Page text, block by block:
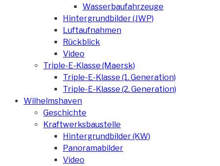
Wasserbaufahrzeuge
Hintergrundbilder (JWP)
Luftaufnahmen
Rückblick
Video
Triple-E-Klasse (Maersk)
Triple-E-Klasse (1. Generation)
Triple-E-Klasse (2. Generation)
Wilhelmshaven
Geschichte
Kraftwerksbaustelle
Hintergrundbilder (KW)
Panoramabilder
Video